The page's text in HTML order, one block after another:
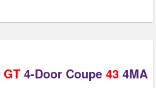
GT 4-Door Coupe 43 4MA